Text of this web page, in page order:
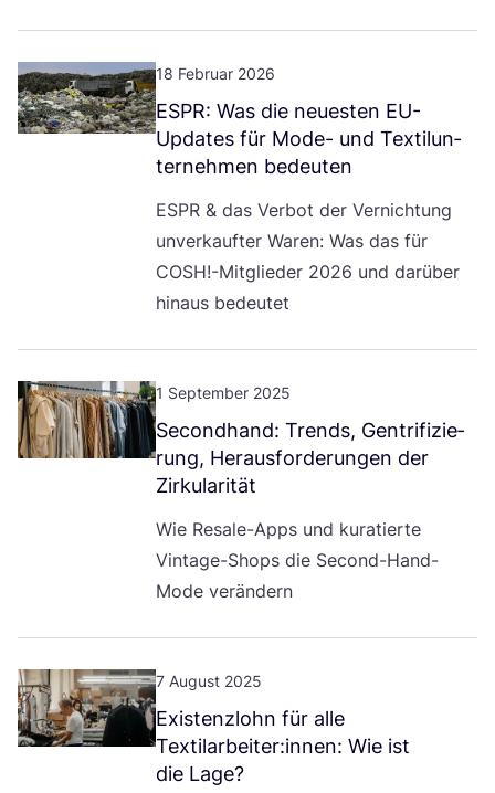
18 Februar 2026
ESPR: Was die neu­es­ten EU-
Updates für Mode- und Tex­til­un­
ter­neh­men bedeuten
ESPR & das Ver­bot der Ver­nich­tung
unver­kauf­ter Waren: Was das für
COSH!-Mitglieder 2026 und dar­über
hin­aus bedeutet
1 September 2025
Second­hand: Trends, Gen­tri­fi­zie­
rung, Her­aus­for­de­run­gen der
Zirkularität
Wie Resa­le-Apps und kura­tier­te
Vin­ta­ge-Shops die Second-Hand-
Mode verändern
7 August 2025
Exis­tenz­lohn für alle
Textilarbeiter:innen: Wie ist
die Lage?